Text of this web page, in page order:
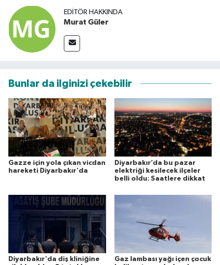
EDITÖR HAKKINDA
Murat Güler
Bunlar da ilginizi çekebilir
Gazze için yola çıkan vicdan
hareketi Diyarbakır'da
Diyarbakır’da bu pazar
elektriği kesilecek ilçeler
belli oldu: Saatlere dikkat
Diyarbakır'da diş kliniğine
Gaz lambası yağı içen çocuk